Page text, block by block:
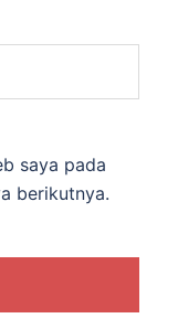
saya pada
berikutnya.